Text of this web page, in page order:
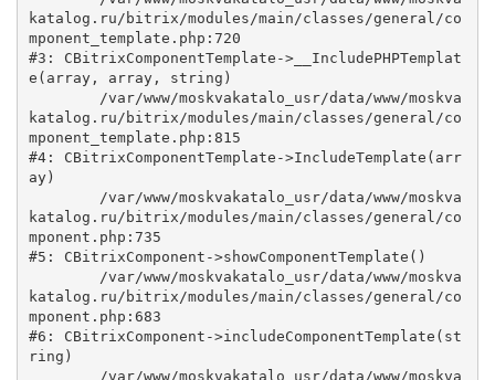
katalog.ru/bitrix/modules/main/classes/general/co
mponent_template.php:720
#3: CBitrixComponentTemplate->__IncludePHPTemplat
e(array, array, string)
katalog.ru/bitrix/modules/main/classes/general/co
mponent_template.php:815
#4: CBitrixComponentTemplate->IncludeTemplate(arr
ay)
katalog.ru/bitrix/modules/main/classes/general/co
mponent.php:735
#5: CBitrixComponent->showComponentTemplate()
katalog.ru/bitrix/modules/main/classes/general/co
mponent.php:683
#6: CBitrixComponent->includeComponentTemplate(st
ring)